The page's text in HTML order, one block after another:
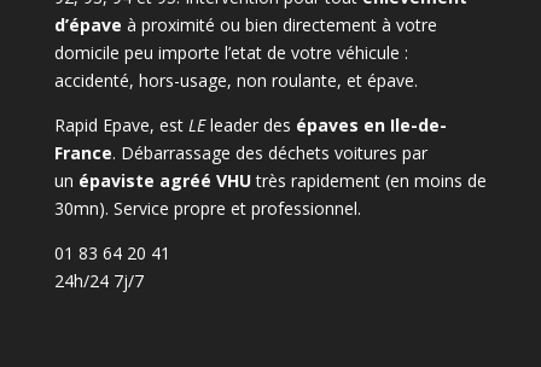
d’épave à proximité ou bien directement à votre
domicile peu importe l’etat de votre véhicule :
accidenté, hors-usage, non roulante, et épave.
Rapid Epave, est LEleader des épaves en Ile-de-
France. Débarrassage des déchets voitures par
un épaviste agréé VHUtrès rapidement (en moins de
30mn). Service propre et professionnel.
01 83 64 20 41
24h/24 7j/7